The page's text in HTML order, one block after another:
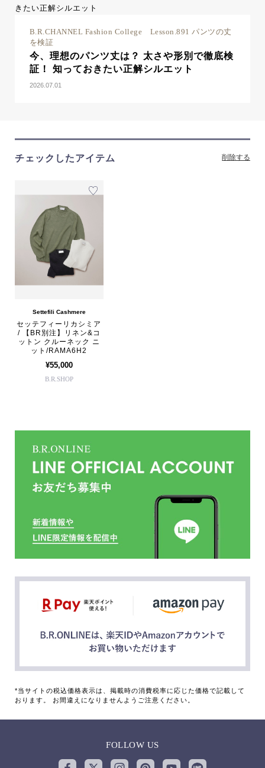
B.R.CHANNEL Fashion College Lesson.891 パンツの丈
を検証
今、理想のパンツ丈は？ 太さや形別で徹底検
証！ 知っておきたい正解シルエット
2026.07.01
チェックしたアイテム 削除する
Settefili Cashmere
セッテフィーリカシミア
/ 【BR別注】リネン&コ
ットン クルーネック ニ
ット/RAMA6H2
¥55,000
B.R.SHOP
*当サイトの税込価格表示は、掲載時の消費税率に応じた価格で記載して
おります。 お間違えになりませんようご注意ください。
FOLLOW US